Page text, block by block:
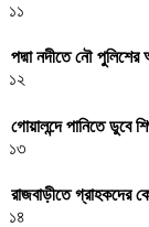
১১
পদ্মা নদীতে নৌ
১২
গোয়ালন্দে পানিতে ডুবে
১৩
রাজবাড়ীতে গ্রাহকদের
১৪